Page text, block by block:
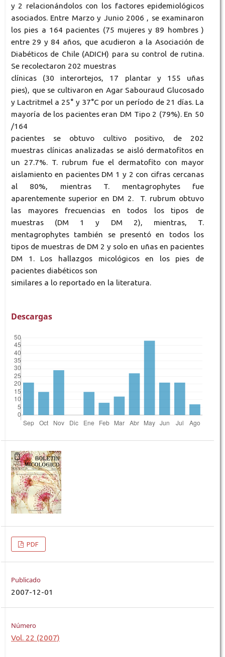
y 2 relacionándolos con los factores epidemiológicos
asociados. Entre Marzo y Junio 2006 , se examinaron
los pies a 164 pacientes (75 mujeres y 89 hombres )
entre 29 y 84 años, que acudieron a la Asociación de
Diabéticos de Chile (ADICH) para su control de rutina.
Se recolectaron 202 muestras
clínicas (30 interortejos, 17 plantar y 155 uñas
pies), que se cultivaron en Agar Sabouraud Glucosado
y Lactritmel a 25° y 37°C por un período de 21 días. La
mayoría de los pacientes eran DM Tipo 2 (79%). En 50
/164
pacientes se obtuvo cultivo positivo, de 202
muestras clínicas analizadas se aisló dermatofitos en
un 27.7%. T. rubrum fue el dermatofito con mayor
aislamiento en pacientes DM 1 y 2 con cifras cercanas
al 80%, mientras T. mentagrophytes fue
aparentemente superior en DM 2. T. rubrum obtuvo
las mayores frecuencias en todos los tipos de
muestras (DM 1 y DM 2), mientras, T.
mentagrophytes también se presentó en todos los
tipos de muestras de DM 2 y solo en uñas en pacientes
DM 1. Los hallazgos micológicos en los pies de
pacientes diabéticos son
similares a lo reportado en la literatura.
Descargas
PDF
Publicado
2007-12-01
Número
Vol. 22 (2007)